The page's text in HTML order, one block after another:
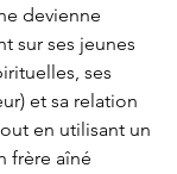
devienne
sur ses jeunes
ses
et sa relation
en utilisant un
frère aîné